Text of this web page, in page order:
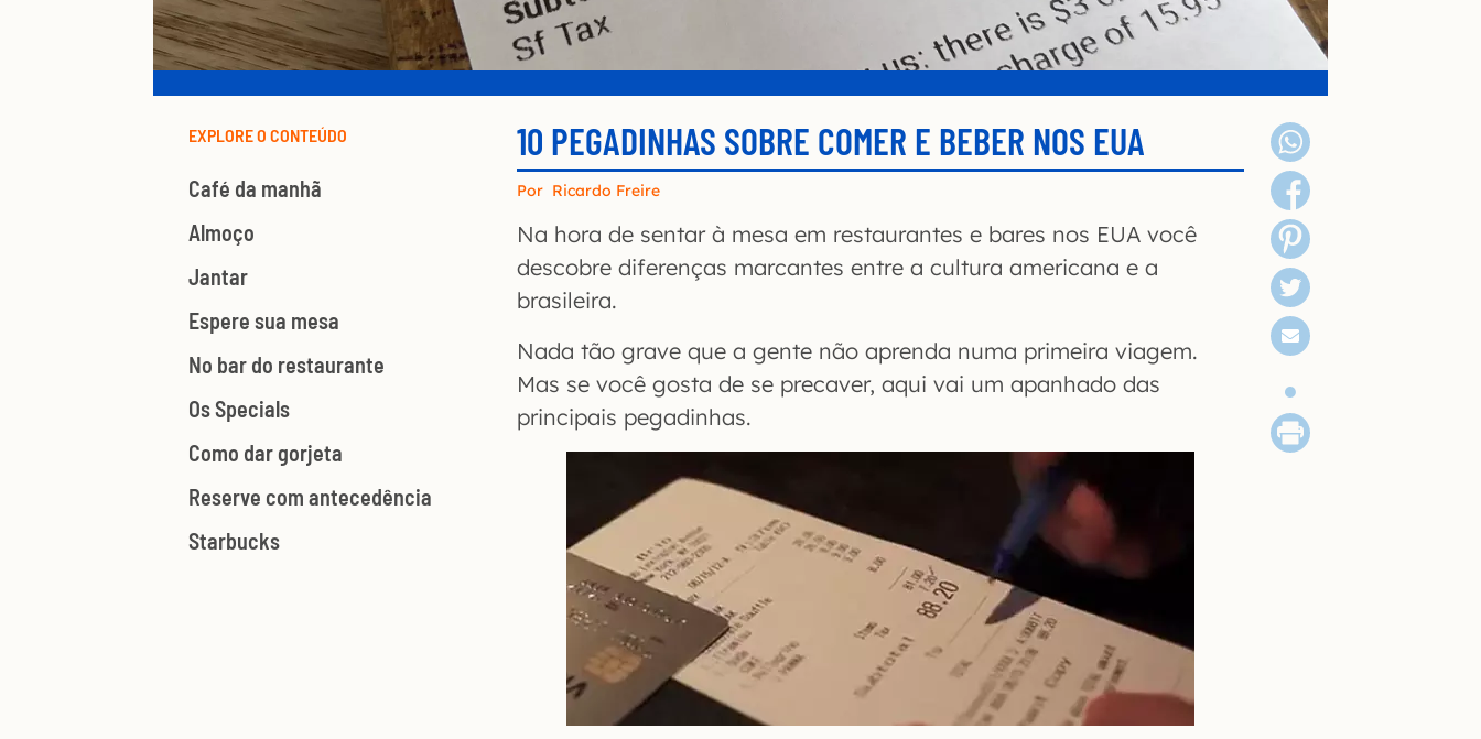
EXPLORE O CONTEÚDO
Café da manhã
Almoço
Jantar
Espere sua mesa
No bar do restaurante
Os Specials
Como dar gorjeta
Reserve com antecedência
Starbucks
10 PEGADINHAS SOBRE COMER E BEBER NOS EUA
Por Ricardo Freire
Na hora de sentar à mesa em restaurantes e bares nos EUA você
descobre diferenças marcantes entre a cultura americana e a
brasileira.
Nada tão grave que a gente não aprenda numa primeira viagem.
Mas se você gosta de se precaver, aqui vai um apanhado das
principais pegadinhas.